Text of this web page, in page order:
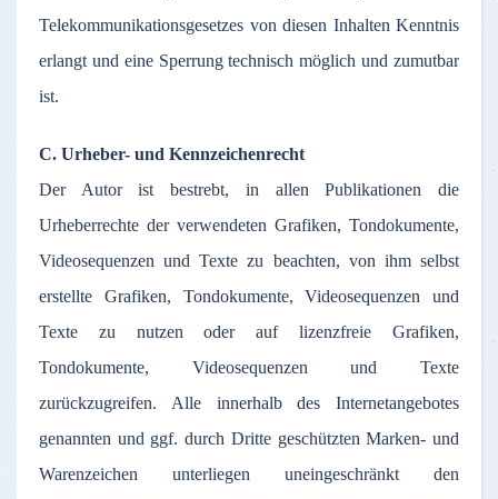
Telekommunikationsgesetzes von diesen Inhalten Kenntnis
erlangt und eine Sperrung technisch möglich und zumutbar
ist.
C. Urheber- und Kennzeichenrecht
Der Autor ist bestrebt, in allen Publikationen die
Urheberrechte der verwendeten Grafiken, Tondokumente,
Videosequenzen und Texte zu beachten, von ihm selbst
erstellte Grafiken, Tondokumente, Videosequenzen und
Texte zu nutzen oder auf lizenzfreie Grafiken,
Tondokumente, Videosequenzen und Texte
zurückzugreifen. Alle innerhalb des Internetangebotes
genannten und ggf. durch Dritte geschützten Marken- und
Warenzeichen unterliegen uneingeschränkt den